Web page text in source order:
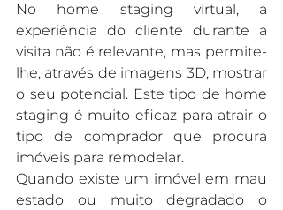
No home staging virtual, a
experiência do cliente durante a
visita não é relevante, mas permite-
lhe, através de imagens 3D, mostrar
o seu potencial. Este tipo de home
staging é muito eficaz para atrair o
tipo de comprador que procura
imóveis para remodelar.
Quando existe um imóvel em mau
estado ou muito degradado o